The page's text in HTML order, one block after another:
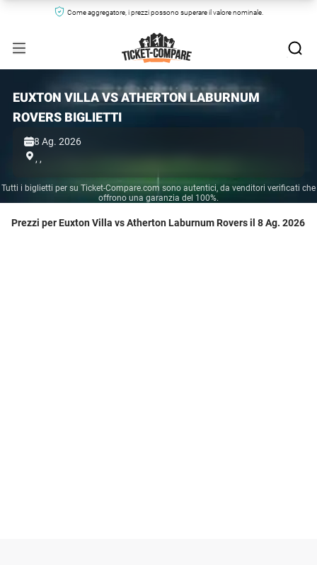
Come aggregatore, i prezzi possono superare il valore nominale.
EUXTON VILLA VS ATHERTON LABURNUM
ROVERS BIGLIETTI
8 Ag. 2026
, ,
Tutti i biglietti per su Ticket-Compare.com sono autentici, da venditori verificati che
offrono una garanzia del 100%.
Prezzi per Euxton Villa vs Atherton Laburnum Rovers il 8 Ag. 2026